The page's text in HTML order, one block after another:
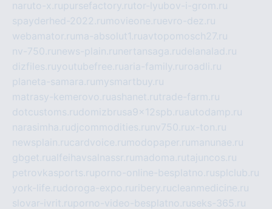
naruto-x.rupursefactory.rutor-lyubov-i-grom.ru
spayderhed-2022.ru movieone.ruevro-dez.ru
webamator.ru ma-absolut1.ruavtopomosch27.ru
nv-750.ru news-plain.ru nertansaga.rudelanalad.ru
dizfiles.ruyoutubefree.ruaria-family.ru roadli.ru
planeta-samara.ru mysmartbuy.ru
matrasy-kemerovo.ruashanet.rutrade-farm.ru
dotcustoms.rudomizbrusa9x12spb.ruautodamp.ru
narasimha.rudjcommodities.ru nv750.rux-ton.ru
newsplain.rucardvoice.ru modopaper.ru manunae.ru
gbget.rualfeihavsalnassr.ru madoma.rutajuncos.ru
petrovkasports.ruporno-online-besplatno.rusplclub.ru
york-life.rudoroga-expo.ru ribery.rucleanmedicine.ru
slovar-ivrit.ruporno-video-besplatno.ruseks-365.ru